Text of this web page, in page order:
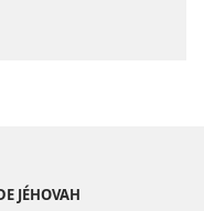
JÉHOVAH